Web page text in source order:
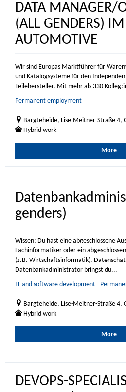
DATA MANAGER/
(ALL GENDERS)
AUTOMOTIVE
Wir sind Europas Marktführer für
und Katalogsysteme für den
Teilehersteller. Mit mehr als 330
Permanent employment
Bargteheide, Lise-Meitner-Straße 4,
Hybrid work
More
genders)
Wissen: Du hast eine abgeschlossene
Fachinformatiker oder ein
(z.B. Wirtschaftsinformatik).
Datenbankadministrator bringst du...
IT and software development -
Bargteheide, Lise-Meitner-Straße 4,
Hybrid work
More
DEVOPS-